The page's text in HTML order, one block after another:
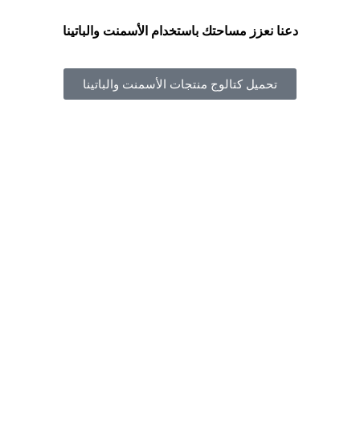
دعنا نعزز مساحتك باستخدام الأسمنت والباتينا
تحميل كتالوج منتجات الأسمنت والباتينا